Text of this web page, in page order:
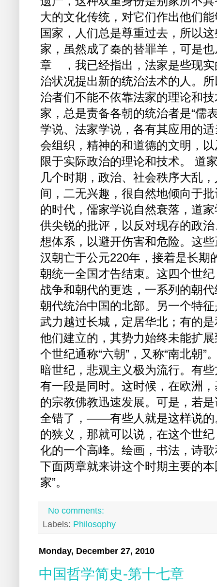
大的文化传统，对它们作出他们
国家，人们总是尊重过去，所以
家，虽然成了秦的替罪羊，可是
章 ，我已经指出，法家是些现实
治状况提出新的统治法术的人。
治者们不能不依靠法家的理论和
家，总是责备各朝的统治者是“儒
学说、法家学说，各有其应用的
会组织，精神的和道德的文明，
限于实际政治的理论和技术。 道
几个时期，政治、社会秩序大乱
间，二无兴趣，很自然地倾向于
的时代，儒家学说自然衰落，道
供尖锐的批评，以反对现存的政
想体系，以避开伤害和危险。这
汉朝亡于公元220年，接着是长期
朝统一全国才告结束。这四个世
战争和朝代的更迭，一系列的朝
朝代统治中国的北部。另一个特
武力越过长城，定居华北；有的
他们建立的，其势力始终未能扩
个世纪通称“六朝”，又称“南北朝
暗世纪，悲观主义极为流行。有
有一段是同时。这时候，在欧洲
的宗教佛教迅速发展。可是，若
全错了，——有些人就是这样说的
的狭义，那就可以说，在这个世
化的一个高峰。绘画，书法，诗
下面两章就来讲这个时期主要的
家”。
No comments:
Labels: Philosophy
Monday, December 27, 2010
中国哲学简史-第十七章